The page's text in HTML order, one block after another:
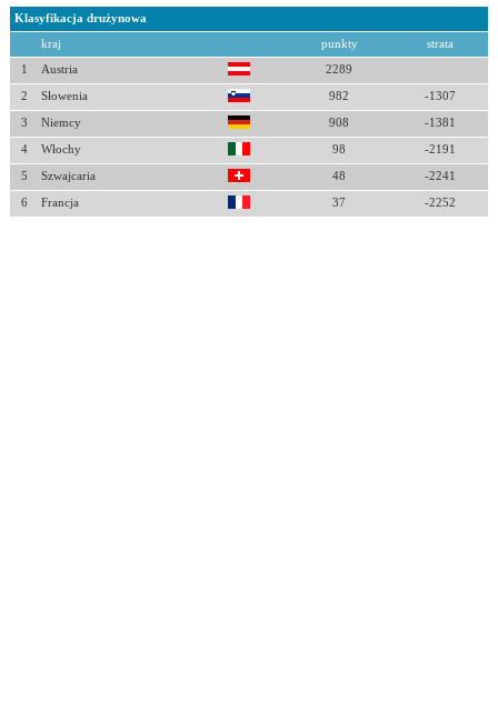
Klasyfikacja drużynowa
kraj punkty strata
1 Austria 2289
2 Słowenia 982 -1307
3 Niemcy 908 -1381
4 Włochy 98 -2191
5 Szwajcaria 48 -2241
6 Francja 37 -2252